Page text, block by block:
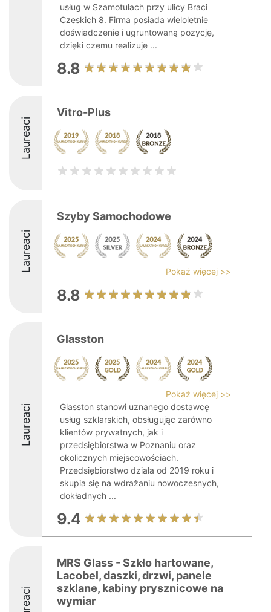
usług w Szamotułach przy ulicy Braci
Czeskich 8. Firma posiada wieloletnie
doświadczenie i ugruntowaną pozycję,
dzięki czemu realizuje ...
8.8
Laureaci
Vitro-Plus
Laureaci
Szyby Samochodowe
Pokaż więcej >>
8.8
Laureaci
Glasston
Pokaż więcej >>
Glasston stanowi uznanego dostawcę
usług szklarskich, obsługując zarówno
klientów prywatnych, jak i
przedsiębiorstwa w Poznaniu oraz
okolicznych miejscowościach.
Przedsiębiorstwo działa od 2019 roku i
skupia się na wdrażaniu nowoczesnych,
dokładnych ...
9.4
MRS Glass - Szkło hartowane,
Lacobel, daszki, drzwi, panele
szklane, kabiny prysznicowe na
wymiar